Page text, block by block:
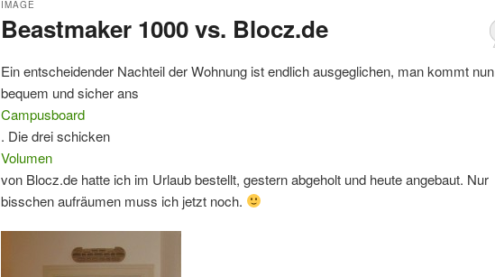
Beastmaker 1000 vs. Blocz.de
IMAGE
Ein entscheidender Nachteil der Wohnung ist endlich ausgeglichen, man kommt nun
bequem und sicher ans
Campusboard
. Die drei schicken
Volumen
von Blocz.de hatte ich im Urlaub bestellt, gestern abgeholt und heute angebaut. Nur
bisschen aufräumen muss ich jetzt noch.